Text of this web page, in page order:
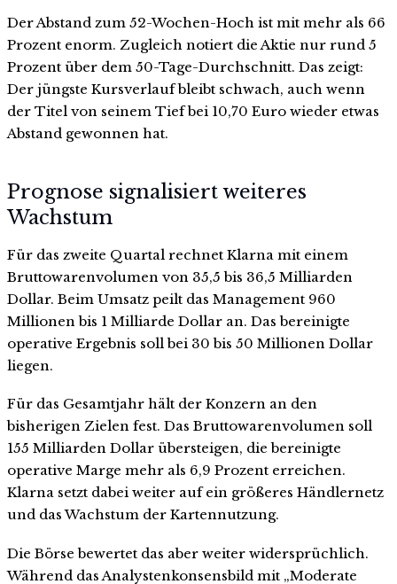
Der Abstand zum 52-Wochen-Hoch ist mit mehr als 66
Prozent enorm. Zugleich notiert die Aktie nur rund 5
Prozent über dem 50-Tage-Durchschnitt. Das zeigt:
Der jüngste Kursverlauf bleibt schwach, auch wenn
der Titel von seinem Tief bei 10,70 Euro wieder etwas
Abstand gewonnen hat.
Prognose signalisiert weiteres
Wachstum
Für das zweite Quartal rechnet Klarna mit einem
Bruttowarenvolumen von 35,5 bis 36,5 Milliarden
Dollar. Beim Umsatz peilt das Management 960
Millionen bis 1 Milliarde Dollar an. Das bereinigte
operative Ergebnis soll bei 30 bis 50 Millionen Dollar
liegen.
Für das Gesamtjahr hält der Konzern an den
bisherigen Zielen fest. Das Bruttowarenvolumen soll
155 Milliarden Dollar übersteigen, die bereinigte
operative Marge mehr als 6,9 Prozent erreichen.
Klarna setzt dabei weiter auf ein größeres Händlernetz
und das Wachstum der Kartennutzung.
Die Börse bewertet das aber weiter widersprüchlich.
Während das Analystenkonsensbild mit „Moderate